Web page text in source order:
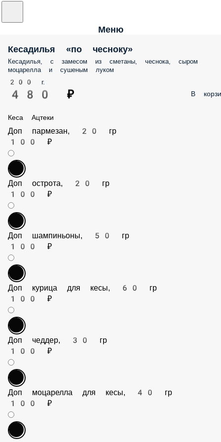
Меню
Кесадилья «по чесноку»
Кесадилья, с замесом из сметаны, чеснока, сыром
моцарелла и сушеным луком
200 г.
480 ₽ В
Кеса Ацтеки
Доп пармезан, 20 гр
100 ₽
Доп острота, 20 гр
100 ₽
Доп шампиньоны, 50 гр
100 ₽
Доп курица для кесы, 60 гр
100 ₽
Доп чеддер, 30 гр
100 ₽
Доп моцарелла для кесы, 40 гр
100 ₽